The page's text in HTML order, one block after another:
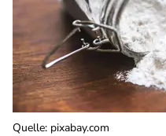
Quelle: pixabay.com